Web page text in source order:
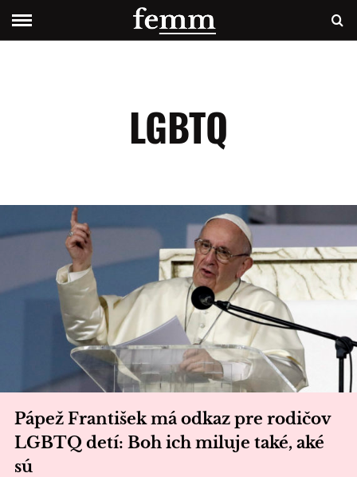
LGBTQ
Pápež František má odkaz pre rodičov
LGBTQ detí: Boh ich miluje také, aké
sú